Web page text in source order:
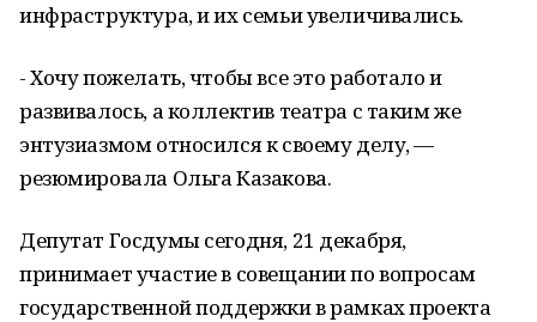
инфраструктура, и их семьи увеличивались.
- Хочу пожелать, чтобы все это работало и
развивалось, а коллектив театра с таким же
энтузиазмом относился к своему делу, —
резюмировала Ольга Казакова.
Депутат Госдумы сегодня, 21 декабря,
принимает участие в совещании по вопросам
государственной поддержки в рамках проекта